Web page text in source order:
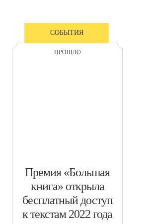
СОБЫТИЯ
ПРОШЛО
​Премия «Большая
книга» открыла
бесплатный доступ
к текстам 2022 года